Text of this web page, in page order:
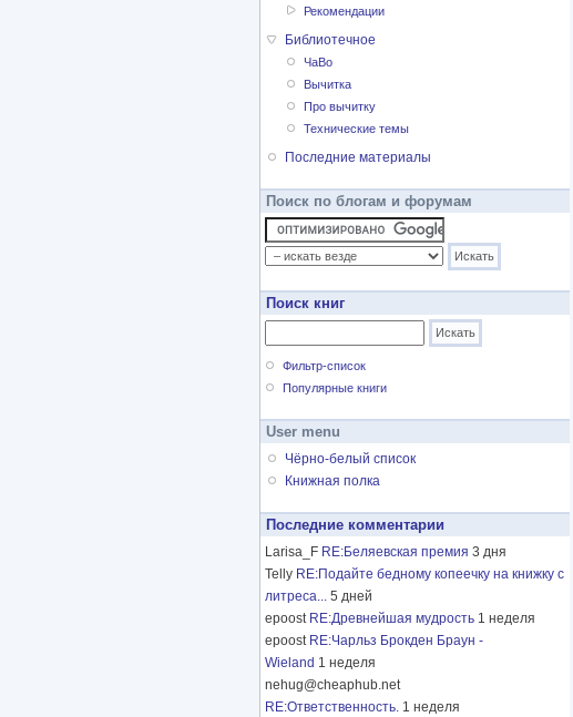
Рекомендации
Библиотечное
ЧаВо
Вычитка
Про вычитку
Технические темы
Последние материалы
Поиск по блогам и форумам
Поиск книг
Фильтр-список
Популярные книги
User menu
Чёрно-белый список
Книжная полка
Последние комментарии
Larisa_F RE:Беляевская премия 3 дня
Telly RE:Подайте бедному копеечку на книжку с
литреса... 5 дней
epoost RE:Древнейшая мудрость 1 неделя
epoost RE:Чарльз Брокден Браун -
Wieland 1 неделя
nehug@cheaphub.net
RE:Ответственность. 1 неделя